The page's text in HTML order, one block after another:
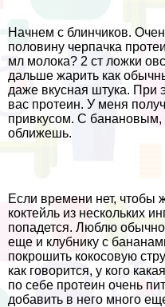
Начнем с блинчиков.
половину черпачка
мл молока? 2 ст ложки
дальше жарить как
даже вкусная штука. При
вас протеин. У меня
привкусом. С банановым,
оближешь.
Если времени нет, чтобы
коктейль из нескольких
попадется. Люблю
еще и клубнику с
покрошить кокосовую
как говорится, у кого
по себе протеин очень
добавить в него много